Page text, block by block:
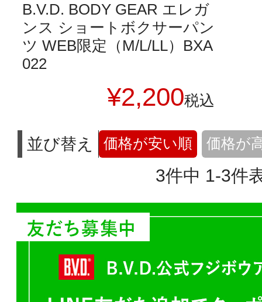
B.V.D. BODY GEAR エレガ
ンス ショートボクサーパン
ツ WEB限定（M/L/LL）BXA
022
¥2,200税込
並び替え 価格が安い順 価格が
3件中 1-3件